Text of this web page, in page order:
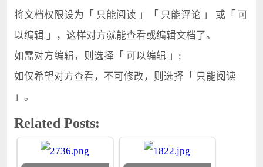
将文档权限设为「 只能阅读 」「 只能评论 」 或「 可
以编辑 」，这样对方就能查看或编辑文档了。
如需对方编辑，则选择「 可以编辑 」;
如仅希望对方查看，不可修改，则选择「 只能阅读
」。
Related Posts: